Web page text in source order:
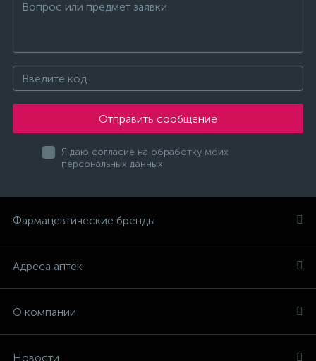
Отправить сообщение
Я даю согласие на обработку моих
персональных данных
Фармацевтические бренды
Адреса аптек
О компании
Новости